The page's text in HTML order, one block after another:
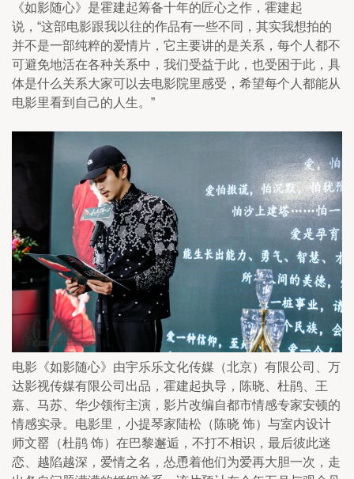
《如影随心》是霍建起筹备十年的匠心之作，霍建起
说，“这部电影跟我以往的作品有一些不同，其实我想拍的
并不是一部纯粹的爱情片，它主要讲的是关系，每个人都不
可避免地活在各种关系中，我们受益于此，也受困于此，具
体是什么关系大家可以去电影院里感受，希望每个人都能从
电影里看到自己的人生。”
电影《如影随心》由宇乐乐文化传媒（北京）有限公司、万
达影视传媒有限公司出品，霍建起执导，陈晓、杜鹃、王
嘉、马苏、华少领衔主演，影片改编自都市情感专家安顿的
情感实录。电影里，小提琴家陆松（陈晓 饰）与室内设计
师文罂（杜鹃 饰）在巴黎邂逅，不打不相识，最后彼此迷
恋、越陷越深，爱情之名，怂恿着他们为爱再大胆一次，走